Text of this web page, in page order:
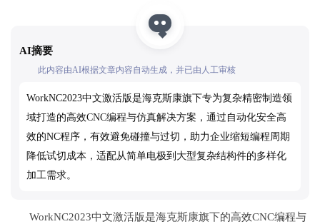
AI摘要
此内容由AI根据文章内容自动生成，并已由人工审核
WorkNC2023中文激活版是海克斯康旗下专为复杂精密制造领
域打造的高效CNC编程与仿真解决方案，通过自动化安全高
效的NC程序，有效避免碰撞与过切，助力企业缩短编程周期
降低试切成本，适配从简单电极到大型复杂结构件的多样化
加工需求。
WorkNC2023中文激活版是海克斯康旗下的高效CNC编程与